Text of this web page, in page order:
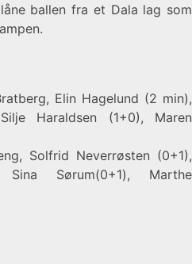
ballen fra et Dala lag som
Elin Hagelund (2 min),
Haraldsen (1+0), Maren
Solfrid Neverrøsten (0+1),
Sørum(0+1), Marthe